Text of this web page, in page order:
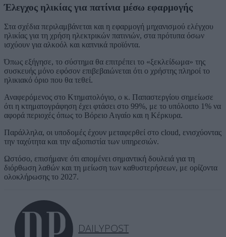
Έλεγχος ηλικίας για πατίνια μέσω εφαρμογής
Στα σχέδια περιλαμβάνεται και η εφαρμογή μηχανισμού ελέγχου
ηλικίας για τη χρήση ηλεκτρικών πατινιών, στα πρότυπα όσων
ισχύουν για αλκοόλ και καπνικά προϊόντα.
Όπως εξήγησε, το σύστημα θα επιτρέπει το «ξεκλείδωμα» της
συσκευής μόνο εφόσον επιβεβαιώνεται ότι ο χρήστης πληροί το
ηλικιακό όριο που θα τεθεί.
Αναφερόμενος στο Κτηματολόγιο, ο κ. Παπαστεργίου σημείωσε
ότι η κτηματογράφηση έχει φτάσει στο 99%, με το υπόλοιπο 1% να
αφορά περιοχές όπως το Βόρειο Αιγαίο και η Κέρκυρα.
Παράλληλα, οι υποδομές έχουν μεταφερθεί στο cloud, ενισχύοντας
την ταχύτητα και την αξιοπιστία των υπηρεσιών.
Ωστόσο, επισήμανε ότι απομένει σημαντική δουλειά για τη
διόρθωση λαθών και τη μείωση των καθυστερήσεων, με ορίζοντα
ολοκλήρωσης το 2027.
DAILYPOST